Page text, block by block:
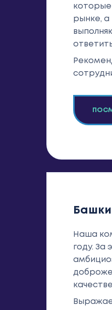
которые
рынке, а
Наша
году. За